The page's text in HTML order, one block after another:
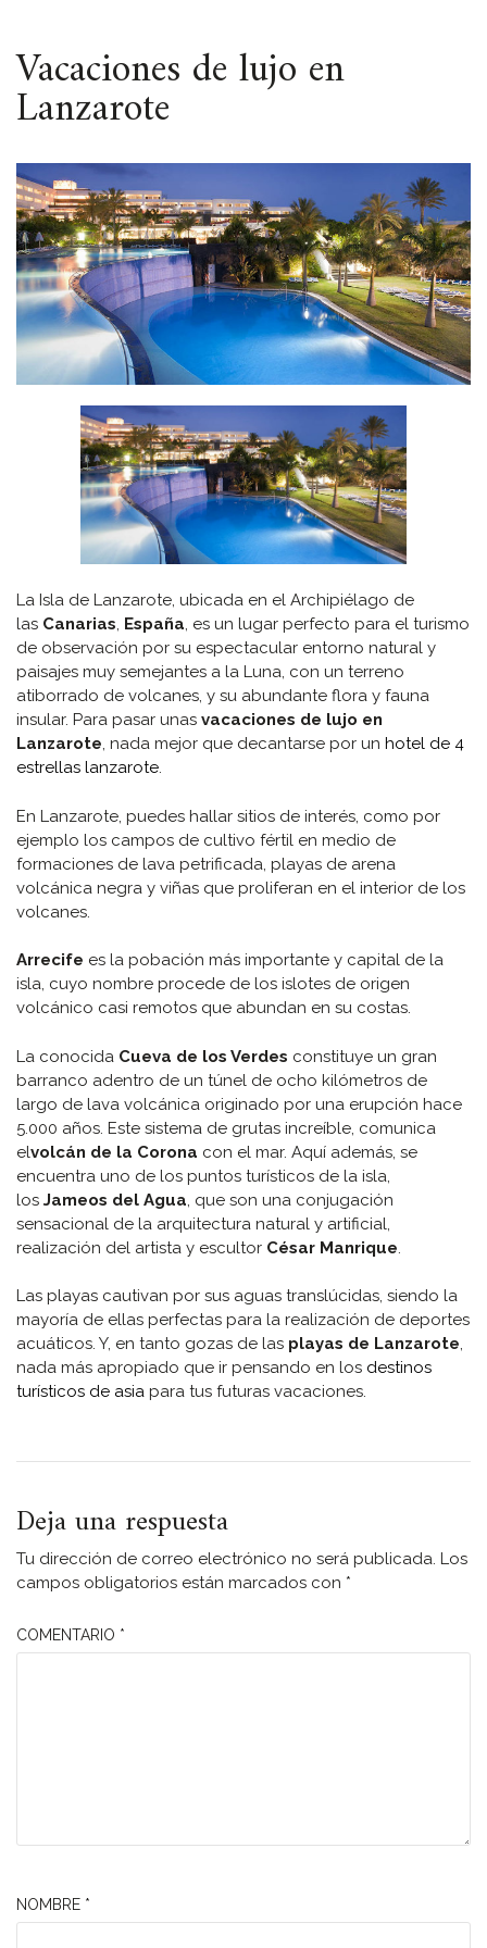
ESPACIO
Vacaciones de lujo en
Lanzarote
La Isla de Lanzarote, ubicada en el Archipiélago de
las Canarias, España, es un lugar perfecto para el turismo
de observación por su espectacular entorno natural y
paisajes muy semejantes a la Luna, con un terreno
atiborrado de volcanes, y su abundante flora y fauna
insular. Para pasar unas vacaciones de lujo en
Lanzarote, nada mejor que decantarse por un hotel de 4
estrellas lanzarote.
En Lanzarote, puedes hallar sitios de interés, como por
ejemplo los campos de cultivo fértil en medio de
formaciones de lava petrificada, playas de arena
volcánica negra y viñas que proliferan en el interior de los
volcanes.
Arrecife es la pobación más importante y capital de la
isla, cuyo nombre procede de los islotes de origen
volcánico casi remotos que abundan en su costas.
La conocida Cueva de los Verdes constituye un gran
barranco adentro de un túnel de ocho kilómetros de
largo de lava volcánica originado por una erupción hace
5.000 años. Este sistema de grutas increíble, comunica
elvolcán de la Corona con el mar. Aquí además, se
encuentra uno de los puntos turísticos de la isla,
los Jameos del Agua, que son una conjugación
sensacional de la arquitectura natural y artificial,
realización del artista y escultor César Manrique.
Las playas cautivan por sus aguas translúcidas, siendo la
mayoría de ellas perfectas para la realización de deportes
acuáticos. Y, en tanto gozas de las playas de Lanzarote,
nada más apropiado que ir pensando en los destinos
turísticos de asia para tus futuras vacaciones.
Deja una respuesta
Tu dirección de correo electrónico no será publicada. Los
campos obligatorios están marcados con *
COMENTARIO *
NOMBRE *